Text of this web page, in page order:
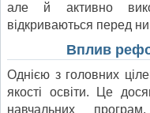
але й активно
відкриваються перед
Вплив
Однією з головних
якості освіти. Це
навчальних